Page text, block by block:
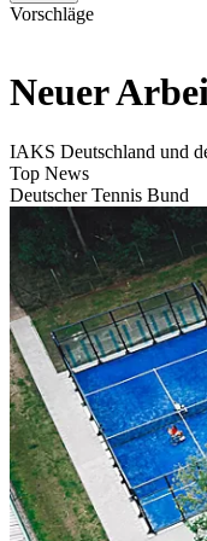
Vorschläge
Neuer
IAKS Deutschland und
Top News
Deutscher Tennis Bund